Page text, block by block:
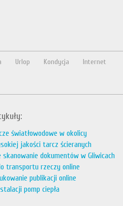
Urlop Kondycja Internet
światłowodowe w okolicy
jakości tarcz ścieranych
dokumentów w Gliwicach
transportu rzeczy online
publikacji online
pomp ciepła